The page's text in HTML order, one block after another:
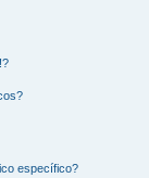
específico?